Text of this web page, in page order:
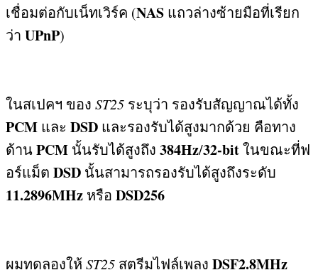
เชื่อมต่อกับเน็ทเวิร์ค (NAS แถวล่างซ้ายมือที่เรียก
ว่า UPnP)
ในสเปคฯ ของ ST25 ระบุว่า รองรับสัญญาณได้ทั้ง
PCM และ DSD และรองรับได้สูงมากด้วย คือทาง
ด้านPCM นั้นรับได้สูงถึง 384Hz/32-bitในขณะที่ฟ
อร์แม็ต DSD นั้นสามารถรองรับได้สูงถึงระดับ
11.2896MHz หรือ DSD256
ผมทดลองให้ ST25 สตรีมไฟล์เพลง DSF2.8MHz